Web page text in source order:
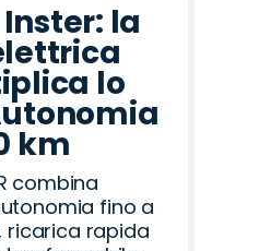
la
lo
km
combina
fino a
ricarica rapida